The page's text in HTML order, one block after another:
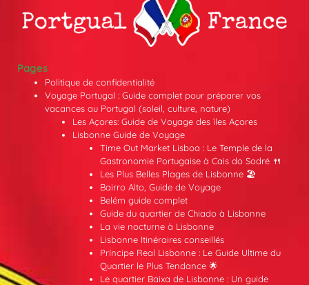
Pages
Politique de confidentialité
Voyage Portugal : Guide complet pour préparer vos
vacances au Portugal (soleil, culture, nature)
Les Açores: Guide de Voyage des îles Açores
Lisbonne Guide de Voyage
Time Out Market Lisboa : Le Temple de la
Gastronomie Portugaise à Cais do Sodré 🍴
Les Plus Belles Plages de Lisbonne 🏖️
Bairro Alto, Guide de Voyage
Belém guide complet
Guide du quartier de Chiado à Lisbonne
La vie nocturne à Lisbonne
Lisbonne Itinéraires conseillés
Príncipe Real Lisbonne : Le Guide Ultime du
Quartier le Plus Tendance 🌟
Le quartier Baixa de Lisbonne : Un guide